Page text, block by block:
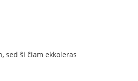
sed ŝi ĉiam ekkoleras